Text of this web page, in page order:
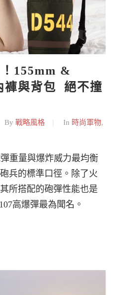
155mm &
褲與背包  絕不撞
By 戰略風格 In 時尚軍物,
重量與爆炸威力最均衡
兵的標準口徑。除了火
所搭配的砲彈性能也是
高爆彈最為聞名。